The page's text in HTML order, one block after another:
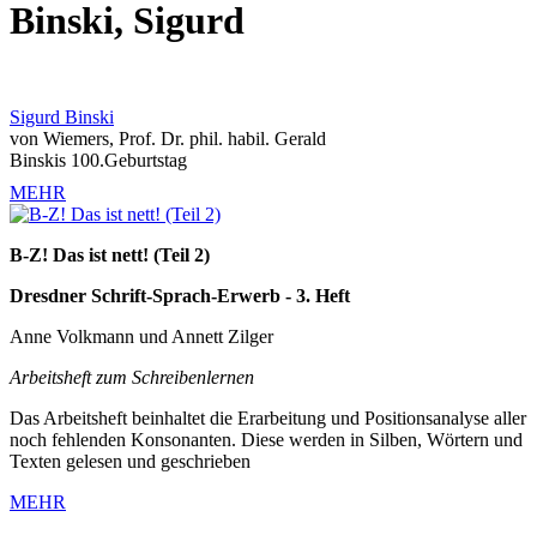
Binski, Sigurd
Sigurd Binski
von Wiemers, Prof. Dr. phil. habil. Gerald
Binskis 100.Geburtstag
MEHR
B-Z! Das ist nett! (Teil 2)
Dresdner Schrift-Sprach-Erwerb - 3. Heft
Anne Volkmann und Annett Zilger
Arbeitsheft zum Schreibenlernen
Das Arbeitsheft beinhaltet die Erarbeitung und Positionsanalyse aller
noch fehlenden Konsonanten. Diese werden in Silben, Wörtern und
Texten gelesen und geschrieben
MEHR